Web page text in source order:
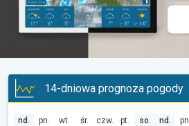
14-dniowa prognoza pogody
nd. pn. wt. śr. czw. pt. so. nd. pn.